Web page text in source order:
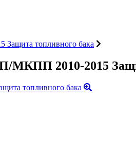
топливного бака
МКПП 2010-2015